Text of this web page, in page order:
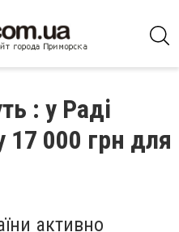
: у Раді
17 000 грн для
активно